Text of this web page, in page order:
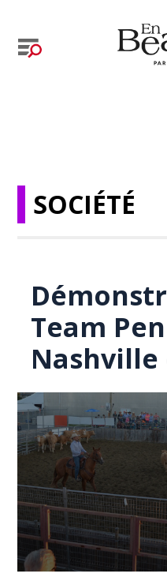
SOCIÉTÉ
Team
Nashville